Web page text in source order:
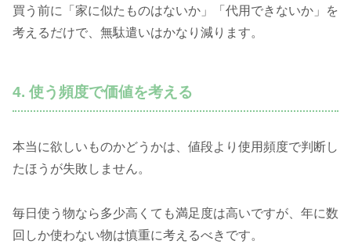
買う前に「家に似たものはないか」「代用できないか」を
考えるだけで、無駄遣いはかなり減ります。
4. 使う頻度で価値を考える
本当に欲しいものかどうかは、値段より使用頻度で判断し
たほうが失敗しません。
毎日使う物なら多少高くても満足度は高いですが、年に数
回しか使わない物は慎重に考えるべきです。